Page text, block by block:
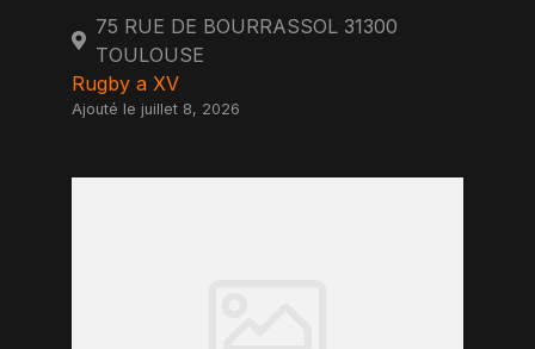
75 RUE DE BOURRASSOL 31300
TOULOUSE
Rugby a XV
Ajouté le juillet 8, 2026